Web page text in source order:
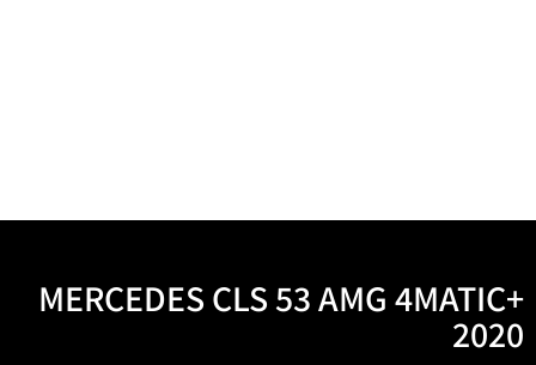
MERCEDES CLS 53 AMG 4MATIC+
2020